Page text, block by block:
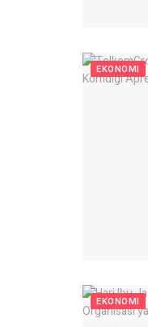
EKONOMI
EKONOMI